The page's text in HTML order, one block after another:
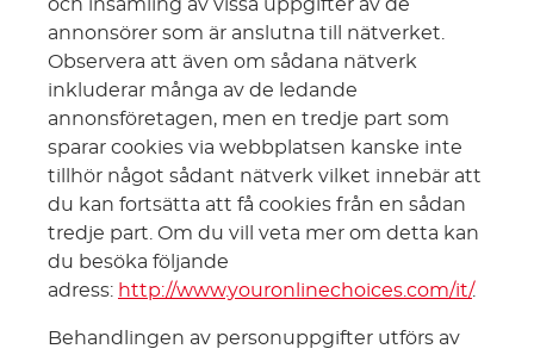
och insamling av vissa uppgifter av de
annonsörer som är anslutna till nätverket.
Observera att även om sådana nätverk
inkluderar många av de ledande
annonsföretagen, men en tredje part som
sparar cookies via webbplatsen kanske inte
tillhör något sådant nätverk vilket innebär att
du kan fortsätta att få cookies från en sådan
tredje part. Om du vill veta mer om detta kan
du besöka följande
adress: http://www.youronlinechoices.com/it/.
Behandlingen av personuppgifter utförs av